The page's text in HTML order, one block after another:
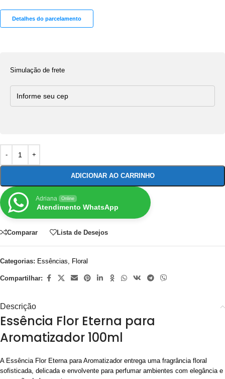
Detalhes do parcelamento
Simulação de frete
ADICIONAR AO CARRINHO
Adriana Online
Atendimento WhatsApp
Comparar Lista de Desejos
Categorias: Essências, Floral
Compartilhar:
Descrição
Essência Flor Eterna para
Aromatizador 100ml
A Essência Flor Eterna para Aromatizador entrega uma fragrância floral
sofisticada, delicada e envolvente para perfumar ambientes com elegância e